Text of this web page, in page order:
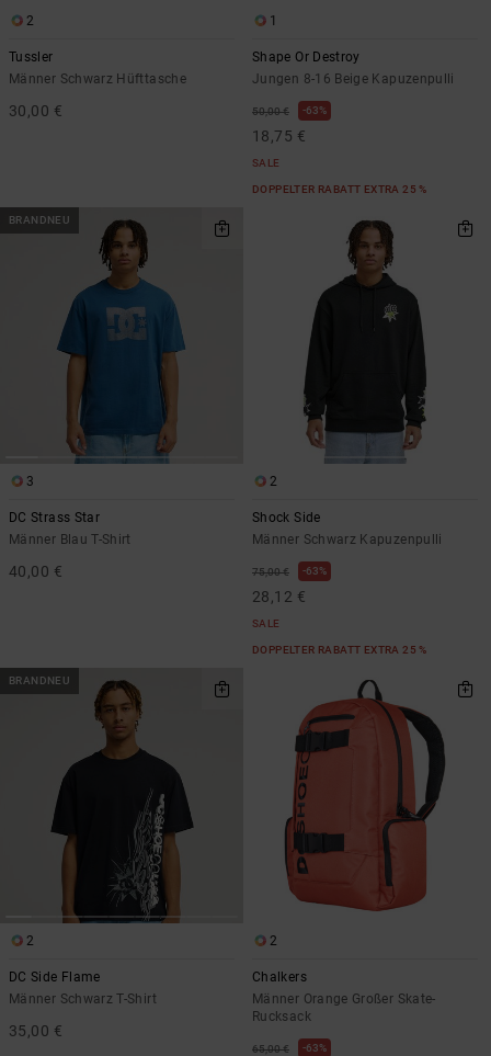
2
Tussler
Männer Schwarz Hüfttasche
30,00 €
1
Shape Or Destroy
Jungen 8-16 Beige Kapuzenpulli
50,00 € 63%
18,75 €
SALE
DOPPELTER RABATT EXTRA 25 %
BRANDNEU
3
DC Strass Star
Männer Blau T-Shirt
40,00 €
2
Shock Side
Männer Schwarz Kapuzenpulli
75,00 € 63%
28,12 €
SALE
DOPPELTER RABATT EXTRA 25 %
BRANDNEU
2
DC Side Flame
Männer Schwarz T-Shirt
35,00 €
2
Chalkers
Männer Orange Großer Skate-
Rucksack
65,00 € 63%